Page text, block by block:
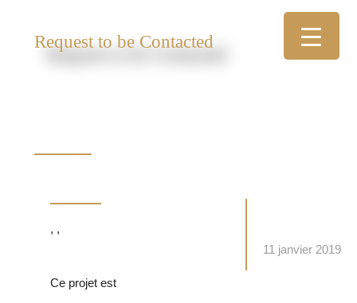
Request to be Contacted
11 janvier 2019
, ,
Ce projet est